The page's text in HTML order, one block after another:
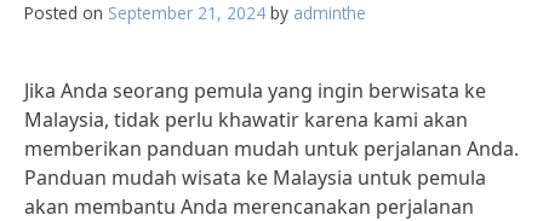
Posted on September 21, 2024 by adminthe
Jika Anda seorang pemula yang ingin berwisata ke
Malaysia, tidak perlu khawatir karena kami akan
memberikan panduan mudah untuk perjalanan Anda.
Panduan mudah wisata ke Malaysia untuk pemula
akan membantu Anda merencanakan perjalanan